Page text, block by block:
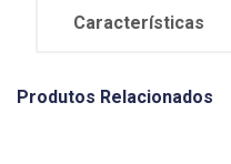
Características
Produtos Relacionados